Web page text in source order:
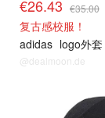
€26.43 €35.00
复古感校服！
adidas logo外套
@dealmoon.de